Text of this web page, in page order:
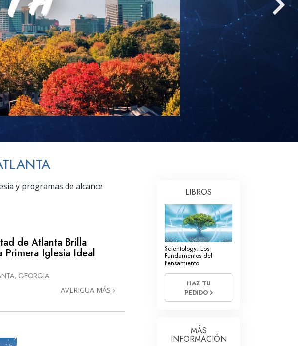
Respuestas a las Drogas
Los Niños
Herramientas para el Entorno Laboral
La Ética y las
Condiciones
La Causa de la Supresión
Investigaciones
La Comunicación
y programas de alcance
de Atlanta Brilla
Primera Iglesia Ideal
GEORGIA
AVERIGUA MÁS
LIBROS
Scientology: Los
Fundamentos del
Pensamiento
HAZ TU
PEDIDO
MÁS
INFORMACIÓN